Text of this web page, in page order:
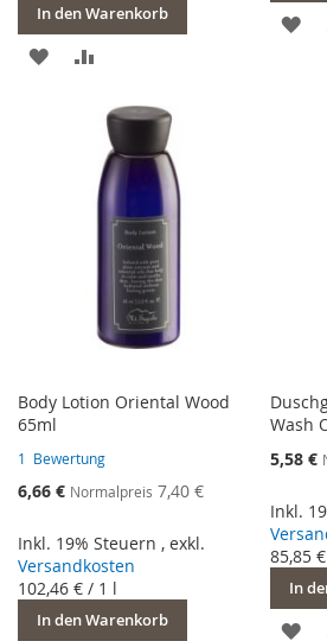
In den Warenkorb
ZUR
HINZUFÜGENHINZUFÜGEN
Body Lotion Oriental Wood
65ml
1 Bewertung
Sonderangebot
6,66 € Normalpreis 7,40 €
Inkl. 19% Steuern , exkl.
Versandkosten
102,46 € / 1 l
In den Warenkorb
Wash
5,58 €
Inkl.
85,85 €
In